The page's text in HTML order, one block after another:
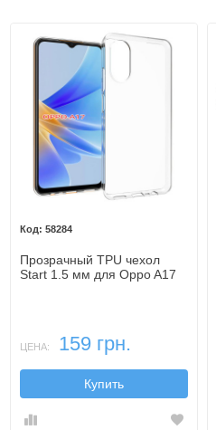
58284
Прозрачный TPU чехол
Start 1.5 мм для Oppo A17
ЦЕНА: 159 грн.
Купить